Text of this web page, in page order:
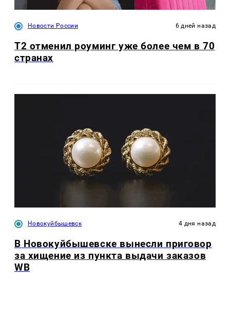
Новости России 6 дней назад
Т2 отменил роуминг уже более чем в 70
странах
Новокуйбышевск 4 дня назад
В Новокуйбышевске вынесли приговор
за хищение из пункта выдачи заказов
WB